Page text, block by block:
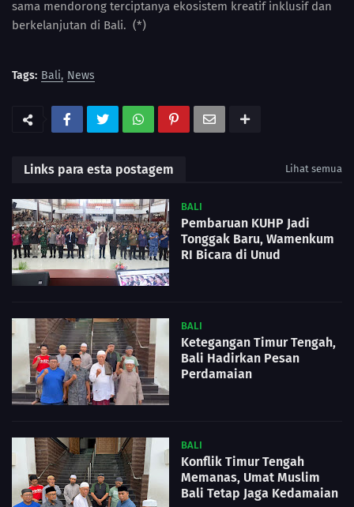
sama mendorong terciptanya ekosistem kreatif inklusif dan
berkelanjutan di Bali. (*)
Tags: Bali News
Links para esta postagem Lihat semua
BALI
Pembaruan KUHP Jadi
Tonggak Baru, Wamenkum
RI Bicara di Unud
BALI
Ketegangan Timur Tengah,
Bali Hadirkan Pesan
Perdamaian
BALI
Konflik Timur Tengah
Memanas, Umat Muslim
Bali Tetap Jaga Kedamaian